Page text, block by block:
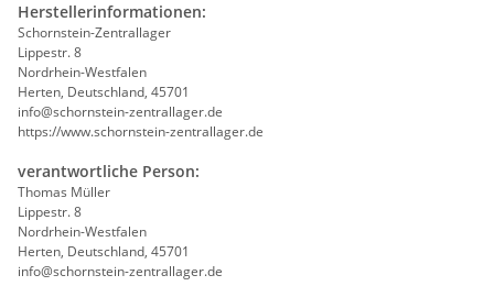
Herstellerinformationen:
Schornstein-Zentrallager
Lippestr. 8
Nordrhein-Westfalen
Herten, Deutschland, 45701
info@schornstein-zentrallager.de
https://www.schornstein-zentrallager.de
verantwortliche Person:
Thomas Müller
Lippestr. 8
Nordrhein-Westfalen
Herten, Deutschland, 45701
info@schornstein-zentrallager.de